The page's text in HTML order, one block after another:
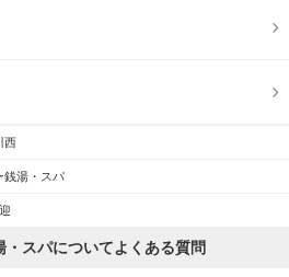
西
銭湯・スパ
スパについてよくある質問